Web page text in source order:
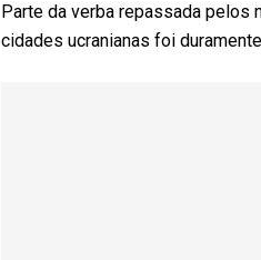
Parte da verba repassada pelos
cidades ucranianas foi